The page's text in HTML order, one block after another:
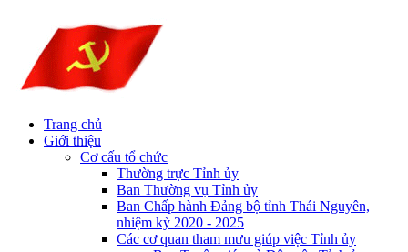
Trang chủ
Giới thiệu
Cơ cấu tổ chức
Thường trực Tỉnh ủy
Ban Thường vụ Tỉnh ủy
Ban Chấp hành Đảng bộ tỉnh Thái Nguyên,
nhiệm kỳ 2020 - 2025
Các cơ quan tham mưu giúp việc Tỉnh ủy